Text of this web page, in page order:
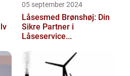
05 september 2024
Låsesmed Brønshøj: Din
Sikre Partner i
Låseservice...